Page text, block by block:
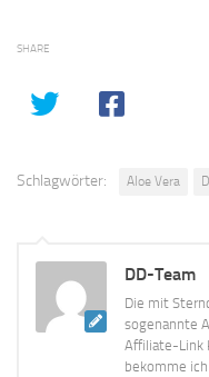
SHARE
Schlagwörter: Aloe Vera
DD-Team
Die mit
sogenannte
Affiliate-Link
bekomme